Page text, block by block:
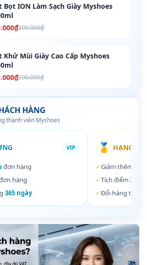
Bọt ION Làm Sạch Giày Myshoes
200.000₫
Khử Mùi Giày Cao Cấp Myshoes
200.000₫
HÀNG
thành viên Myshoes
VIP
đơn hàng
hàng
365 ngày
🥇 HẠNG
✓Giảm thêm
✓Tích điểm 3%
✓Đổi hàng trong